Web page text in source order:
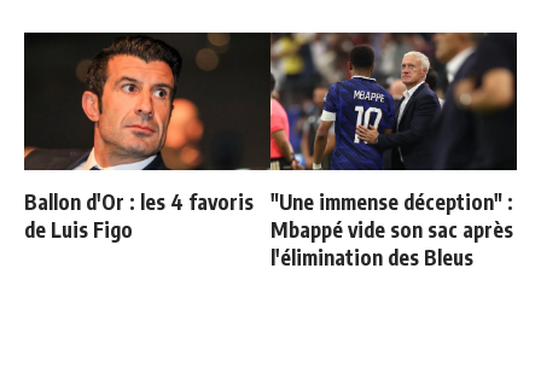
Ballon d'Or : les 4 favoris
de Luis Figo
"Une immense déception" :
Mbappé vide son sac après
l'élimination des Bleus